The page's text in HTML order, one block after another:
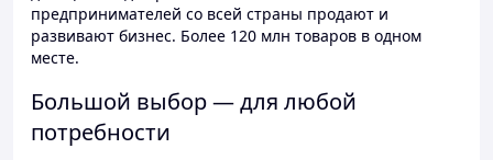
предпринимателей со всей страны продают и
развивают бизнес. Более 120 млн товаров в одном
месте.
Большой выбор — для любой
потребности